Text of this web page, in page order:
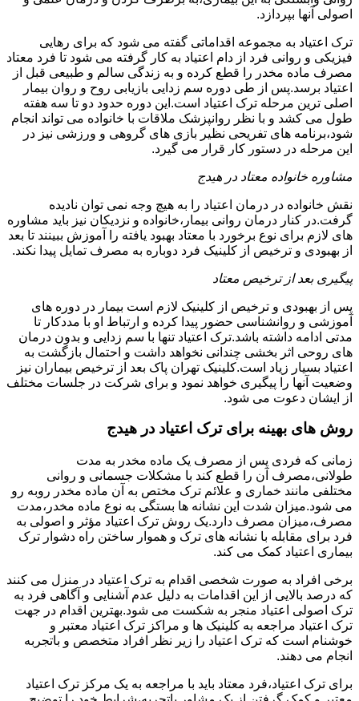
اصولی آنها بپردازد.
ترک اعتیاد به مجموعه اقداماتی گفته می شود که برای رهایی
فیزیکی و روانی فرد از دام اعتیاد به کار گرفته می شود تا فرد معتاد
مصرف ماده مخدر را قطع کرده و به زندگی سالم و طبیعی قبل از
اعتیاد برسد.پس از طی دوره سم زدایی بازیابی روح و روان بیمار
اصلی ترین مرحله ترک اعتیاد است.این دوره حدود دو تا سه هفته
طول می کشد و با نظر روانپزشک ملاقات با خانواده می تواند انجام
شود،برنامه های تفریحی نظیر بازی های گروهی و ورزشی نیز در
این مرحله در دستور کار قرار می گیرد.
مشاوره خانواده معتاد در هیدج
نقش خانواده در درمان اعتیاد را به هیچ وجه نمی توان نادیده
گرفت.در کنار درمان روانی بیمار،خانواده و نزدیکان نیز باید مشاوره
های لازم برای نوع برخورد با معتاد بهبود یافته را آموزش ببینند تا بعد
از بهبودی و ترخیص از کلینیک فرد دوباره به مصرف تمایل پیدا نکند.
پیگیری بعد از ترخیص معتاد
پس از بهبودی و ترخیص از کلینیک لازم است بیمار در دوره های
آموزشی و روانشناسی حضور پیدا کرده و ارتباط او با مددکار تا
مدتی ادامه داشته باشد.ترک اعتیاد تنها با سم زدایی و بدون درمان
های روحی اثر بخشی چندانی نخواهد داشت و احتمال بازگشت به
اعتیاد بسیار زیاد است.کلینیک تهران پاک بعد از ترخیص بیماران نیز
وضعیت آنها را پیگیری خواهد نمود و برای شرکت در جلسات مختلف
از ایشان دعوت می شود.
روش های بهینه برای ترک اعتیاد در هیدج
زمانی که فردی پس از مصرف یک ماده مخدر به مدت
طولانی،مصرف آن را قطع کند با مشکلات جسمانی و روانی
مختلفی مانند خماری و علائم ترک مختص به آن ماده مخدر روبه رو
می شود.میزان شدت این نشانه ها بستگی به نوع ماده مخدر،مدت
مصرف،میزان مصرف دارد.یک روش ترک اعتیاد مؤثر و اصولی به
فرد برای مقابله با نشانه های ترک و هموار ساختن راه دشوار ترک
بیماری اعتیاد کمک می کند.
برخی افراد به صورت شخصی اقدام به ترک اعتیاد در منزل می کنند
که درصد بالایی از این اقدامات به دلیل عدم آشنایی و آگاهی فرد به
ترک اصولی اعتیاد منجر به شکست می شود.بهترین اقدام در جهت
ترک اعتیاد مراجعه به کلینیک ها و مراکز ترک اعتیاد معتبر و
خوشنام است که ترک اعتیاد را زیر نظر افراد متخصص و باتجربه
انجام می دهند.
برای ترک اعتیاد،فرد معتاد باید با مراجعه به یک مرکز ترک اعتیاد